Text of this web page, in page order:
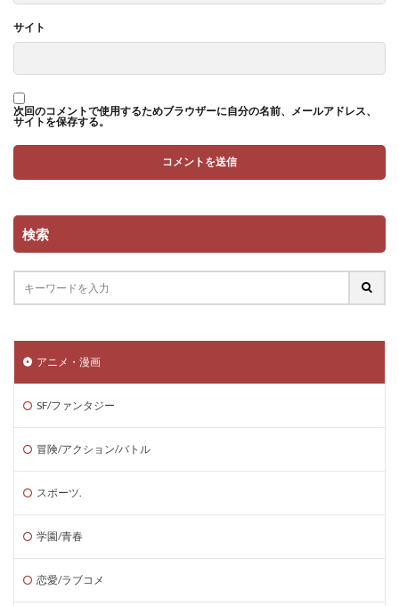
サイト
次回のコメントで使用するためブラウザーに自分の名前、メールアドレス、
サイトを保存する。
検索
アニメ・漫画
SF/ファンタジー
冒険/アクション/バトル
スポーツ.
学園/青春
恋愛/ラブコメ